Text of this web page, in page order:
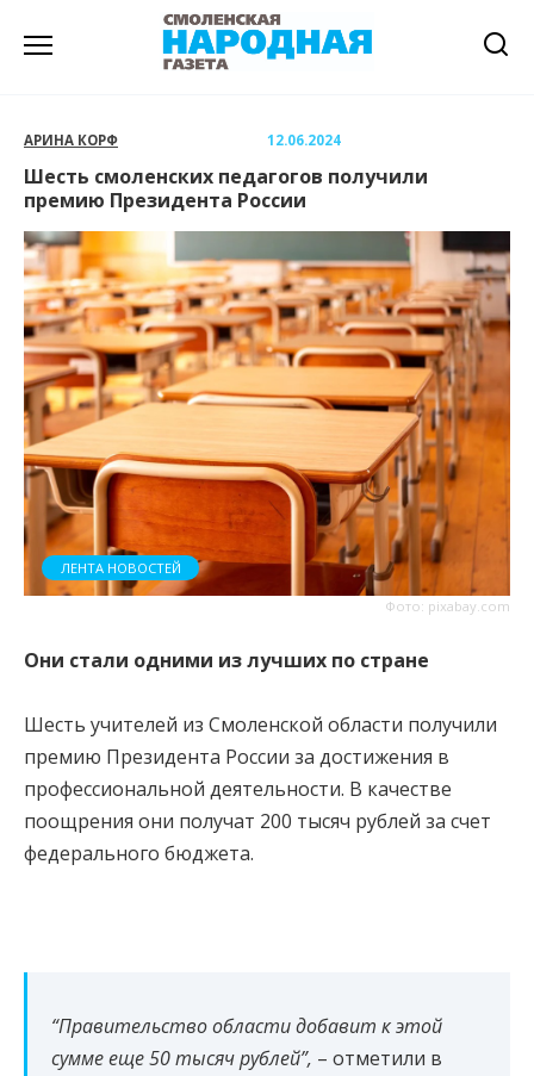
АРИНА КОРФ 12.06.2024
Шесть смоленских педагогов получили
премию Президента России
Фото: pixabay.com
ЛЕНТА НОВОСТЕЙ
Они стали одними из лучших по стране
Шесть учителей из Смоленской области получили
премию Президента России за достижения в
профессиональной деятельности. В качестве
поощрения они получат 200 тысяч рублей за счет
федерального бюджета.
“Правительство области добавит к этой
сумме еще 50 тысяч рублей”, – отметили в